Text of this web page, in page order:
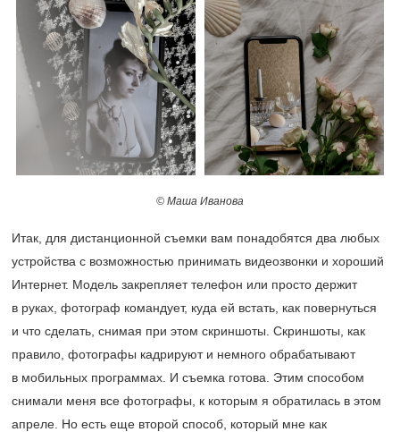
© Маша Иванова
Итак, для дистанционной съемки вам понадобятся два любых
устройства с возможностью принимать видеозвонки и хороший
Интернет. Модель закрепляет телефон или просто держит
в руках, фотограф командует, куда ей встать, как повернуться
и что сделать, снимая при этом скриншоты. Скриншоты, как
правило, фотографы кадрируют и немного обрабатывают
в мобильных программах. И съемка готова. Этим способом
снимали меня все фотографы, к которым я обратилась в этом
апреле. Но есть еще второй способ, который мне как